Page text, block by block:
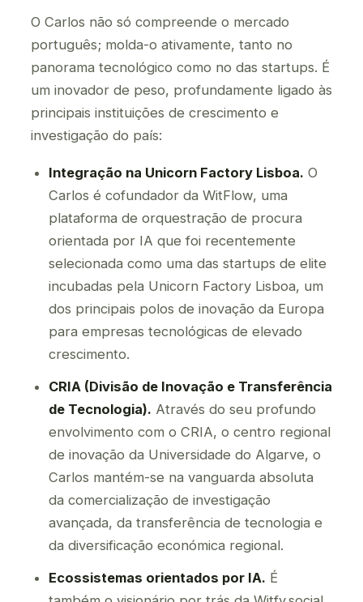
O Carlos não só compreende o mercado
português; molda-o ativamente, tanto no
panorama tecnológico como no das startups. É
um inovador de peso, profundamente ligado às
principais instituições de crescimento e
investigação do país:
Integração na Unicorn Factory Lisboa. O
Carlos é cofundador da WitFlow, uma
plataforma de orquestração de procura
orientada por IA que foi recentemente
selecionada como uma das startups de elite
incubadas pela Unicorn Factory Lisboa, um
dos principais polos de inovação da Europa
para empresas tecnológicas de elevado
crescimento.
CRIA (Divisão de Inovação e Transferência
de Tecnologia). Através do seu profundo
envolvimento com o CRIA, o centro regional
de inovação da Universidade do Algarve, o
Carlos mantém-se na vanguarda absoluta
da comercialização de investigação
avançada, da transferência de tecnologia e
da diversificação económica regional.
Ecossistemas orientados por IA. É